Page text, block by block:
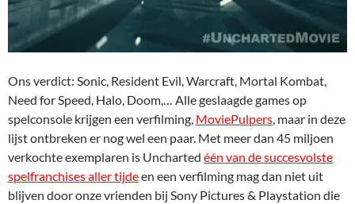
Ons verdict: Sonic, Resident Evil, Warcraft, Mortal Kombat,
Need for Speed, Halo, Doom,… Alle geslaagde games op
spelconsole krijgen een verfilming, MoviePulpers, maar in deze
lijst ontbreken er nog wel een paar. Met meer dan 45 miljoen
verkochte exemplaren is Uncharted één van de succesvolste
spelfranchises aller tijdeen een verfilming mag dan niet uit
blijven door onze vrienden bij Sony Pictures & Playstation die